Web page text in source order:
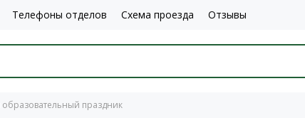
Телефоны отделов Схема проезда Отзывы
праздник